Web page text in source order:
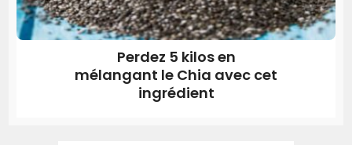
Perdez 5 kilos en
mélangant le Chia avec cet
ingrédient